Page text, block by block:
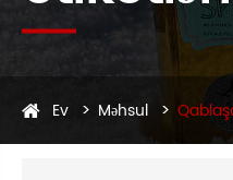
Ev Məhsul